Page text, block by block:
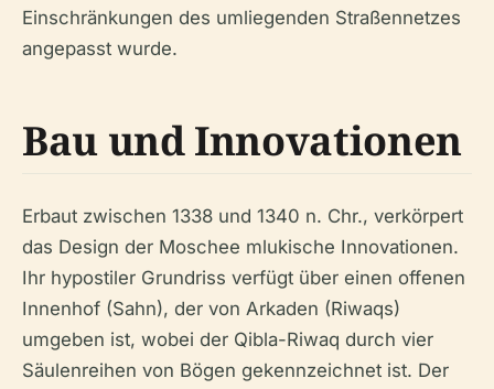
Einschränkungen des umliegenden Straßennetzes
angepasst wurde.
Bau und Innovationen
Erbaut zwischen 1338 und 1340 n. Chr., verkörpert
das Design der Moschee mlukische Innovationen.
Ihr hypostiler Grundriss verfügt über einen offenen
Innenhof (Sahn), der von Arkaden (Riwaqs)
umgeben ist, wobei der Qibla-Riwaq durch vier
Säulenreihen von Bögen gekennzeichnet ist. Der